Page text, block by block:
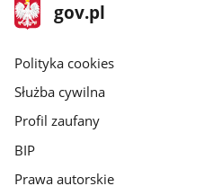
stopka
gov.pl
Strona
gov.pl
gov.pl
Polityka cookies
Służba cywilna
Profil zaufany
BIP
Prawa autorskie